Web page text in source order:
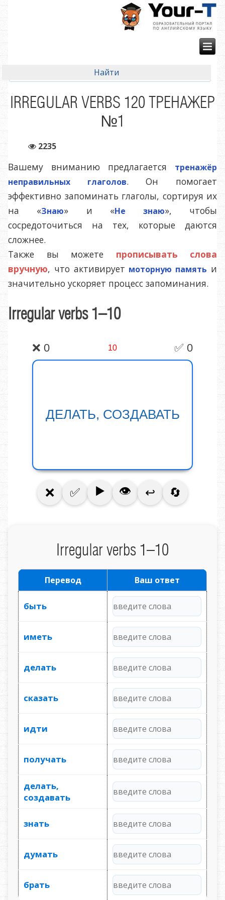
IRREGULAR VERBS 120 ТРЕНАЖЕР
№1
2235
Вашему вниманию предлагается тренажёр
неправильных глаголов. Он помогает
эффективно запоминать глаголы, сортируя их
на «Знаю» и «Не знаю», чтобы
сосредоточиться на тех, которые даются
сложнее.
Также вы можете прописывать слова
вручную, что активирует моторную память и
значительно ускоряет процесс запоминания.
Irregular verbs 1–10
Irregular verbs 1–10
Перевод Ваш ответ
быть
иметь
делать
сказать
идти
получать
делать,
создавать
знать
думать
брать